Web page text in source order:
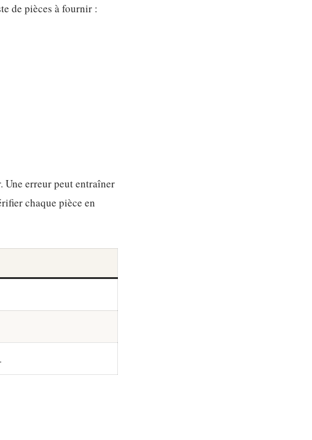
de pièces à fournir :
Une erreur peut entraîner
chaque pièce en